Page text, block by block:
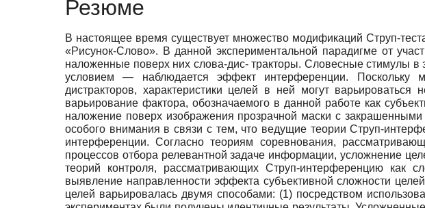
Резюме
В настоящее время существует множество модификаций Струп-
«Рисунок-Слово». В данной экспериментальной парадигме от
наложенные поверх них слова-дис- тракторы. Словесные стимулы
условием — наблюдается эффект интерференции. Поскольку
дистракторов, характеристики целей в ней могут
варьирование фактора, обозначаемого в данной работе как
наложение поверх изображения прозрачной маски с
особого внимания в связи с тем, что ведущие теории Струп-
интерференции. Согласно теориям соревнования,
процессов отбора релевантной задаче информации, усложнение
теорий контроля, рассматривающих Струп-интерференцию как
выявление направленности эффекта субъективной сложности
целей варьировалась двумя способами: (1) посредством